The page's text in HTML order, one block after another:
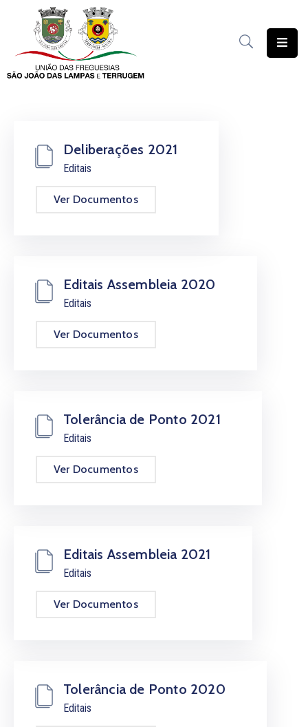
União
das
Pública
Freguesia
Serviços
Deliberações 2021
Editais
Ver Documentos
Editais Assembleia 2020
Editais
Ver Documentos
Tolerância de Ponto 2021
Editais
Ver Documentos
Editais Assembleia 2021
Editais
Ver Documentos
Tolerância de Ponto 2020
Editais